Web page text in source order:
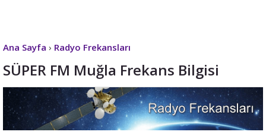
Ana Sayfa › Radyo Frekansları
SÜPER FM Muğla Frekans Bilgisi